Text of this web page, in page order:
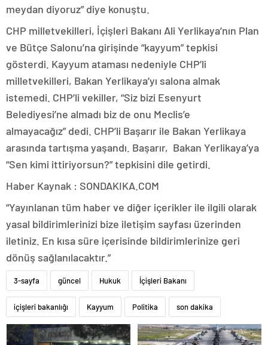
meydan diyoruz” diye konuştu.
CHP milletvekilleri, İçişleri Bakanı Ali Yerlikaya’nın Plan
ve Bütçe Salonu’na girişinde “kayyum” tepkisi
gösterdi. Kayyum ataması nedeniyle CHP’li
milletvekilleri, Bakan Yerlikaya’yı salona almak
istemedi. CHP’li vekiller, “Siz bizi Esenyurt
Belediyesi’ne almadı biz de onu Meclis’e
almayacağız” dedi. CHP’li Başarır ile Bakan Yerlikaya
arasında tartışma yaşandı. Başarır, Bakan Yerlikaya’ya
“Sen kimi ittiriyorsun?” tepkisini dile getirdi.
Haber Kaynak : SONDAKIKA.COM
“Yayınlanan tüm haber ve diğer içerikler ile ilgili olarak
yasal bildirimlerinizi bize iletişim sayfası üzerinden
iletiniz. En kısa süre içerisinde bildirimlerinize geri
dönüş sağlanılacaktır.”
3-sayfa güncel Hukuk İçişleri Bakanı
içişleri bakanlığı Kayyum Politika son dakika